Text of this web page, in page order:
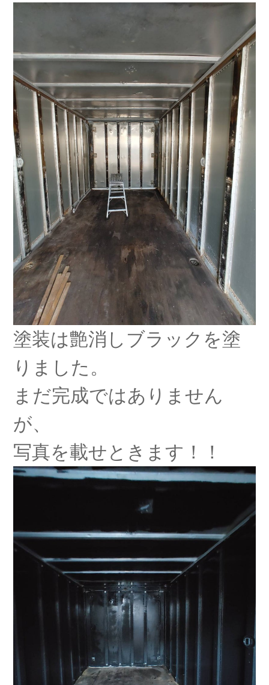
塗装は艶消しブラックを塗
りました。
まだ完成ではありません
が、
写真を載せときます！！